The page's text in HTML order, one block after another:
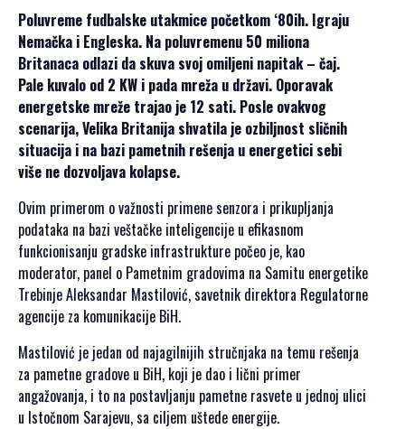
SPONZORSTVO
POKROVITELJI I
SPONZORI SET
2026
POKROVITELJI I
SPONZORI SET
2025
POKROVITELJI I
SPONZORI SET
2024
POKROVITELJI I
SPONZORI SET
2023
POKROVITELJI I
SPONZORI SET
2022
POKROVITELJI I
SPONZORI SET
Poluvreme fudbalske utakmice početkom ‘80ih. Igraju
Nemačka i Engleska. Na poluvremenu 50 miliona
Britanaca odlazi da skuva svoj omiljeni napitak – čaj.
Pale kuvalo od 2 KW i pada mreža u državi. Oporavak
energetske mreže trajao je 12 sati. Posle ovakvog
scenarija, Velika Britanija shvatila je ozbiljnost sličnih
situacija i na bazi pametnih rešenja u energetici sebi
više ne dozvoljava kolapse.
Ovim primerom o važnosti primene senzora i prikupljanja
podataka na bazi veštačke inteligencije u efikasnom
funkcionisanju gradske infrastrukture počeo je, kao
moderator, panel o Pametnim gradovima na Samitu energetike
Trebinje Aleksandar Mastilović, savetnik direktora Regulatorne
agencije za komunikacije BiH.
Mastilović je jedan od najagilnijih stručnjaka na temu rešenja
za pametne gradove u BiH, koji je dao i lični primer
angažovanja, i to na postavljanju pametne rasvete u jednoj ulici
u Istočnom Sarajevu, sa ciljem uštede energije.